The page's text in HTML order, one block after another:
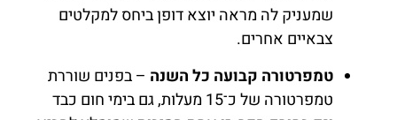
שמעניק לה מראה יוצא דופן ביחס למקלטים
צבאיים אחרים.
טמפרטורה קבועה כל השנה – בפנים שוררת
טמפרטורה של כ־15 מעלות, גם בימי חום כבד